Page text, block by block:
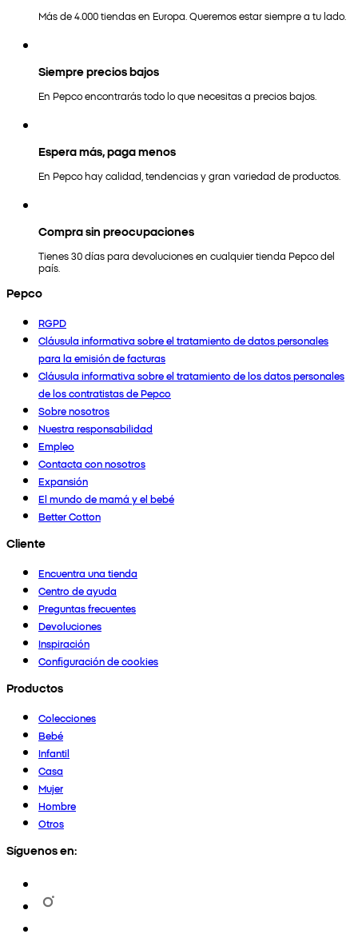
Más de 4.000 tiendas en Europa. Queremos estar siempre a tu lado.
Siempre precios bajos
En Pepco encontrarás todo lo que necesitas a precios bajos.
Espera más, paga menos
En Pepco hay calidad, tendencias y gran variedad de productos.
Compra sin preocupaciones
Tienes 30 días para devoluciones en cualquier tienda Pepco del
país.
Pepco
RGPD
Cláusula informativa sobre el tratamiento de datos personales
para la emisión de facturas
Cláusula informativa sobre el tratamiento de los datos personales
de los contratistas de Pepco
Sobre nosotros
Nuestra responsabilidad
Empleo
Contacta con nosotros
Expansión
El mundo de mamá y el bebé
Better Cotton
Cliente
Encuentra una tienda
Centro de ayuda
Preguntas frecuentes
Devoluciones
Inspiración
Configuración de cookies
Productos
Colecciones
Bebé
Infantil
Casa
Mujer
Hombre
Otros
Síguenos en: